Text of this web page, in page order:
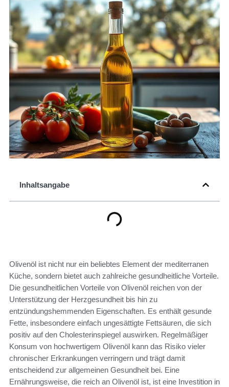
Inhaltsangabe
Olivenöl ist nicht nur ein beliebtes Element der mediterranen
Küche, sondern bietet auch zahlreiche gesundheitliche Vorteile.
Die gesundheitlichen Vorteile von Olivenöl reichen von der
Unterstützung der Herzgesundheit bis hin zu
entzündungshemmenden Eigenschaften. Es enthält gesunde
Fette, insbesondere einfach ungesättigte Fettsäuren, die sich
positiv auf den Cholesterinspiegel auswirken. Regelmäßiger
Konsum von hochwertigem Olivenöl kann das Risiko vieler
chronischer Erkrankungen verringern und trägt damit
entscheidend zur allgemeinen Gesundheit bei. Eine
Ernährungsweise, die reich an Olivenöl ist, ist eine Investition in